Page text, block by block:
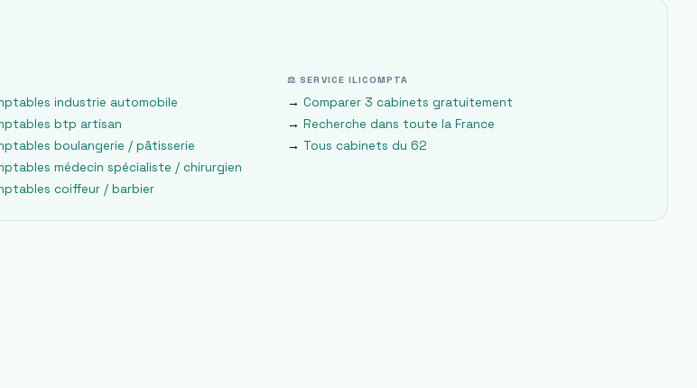
industrie automobile
btp artisan
boulangerie / pâtisserie
médecin spécialiste / chirurgien
coiffeur / barbier
⚖ SERVICE ILICOMPTA
→Comparer 3 cabinets gratuitement
→Recherche dans toute la France
→ Tous cabinets du62